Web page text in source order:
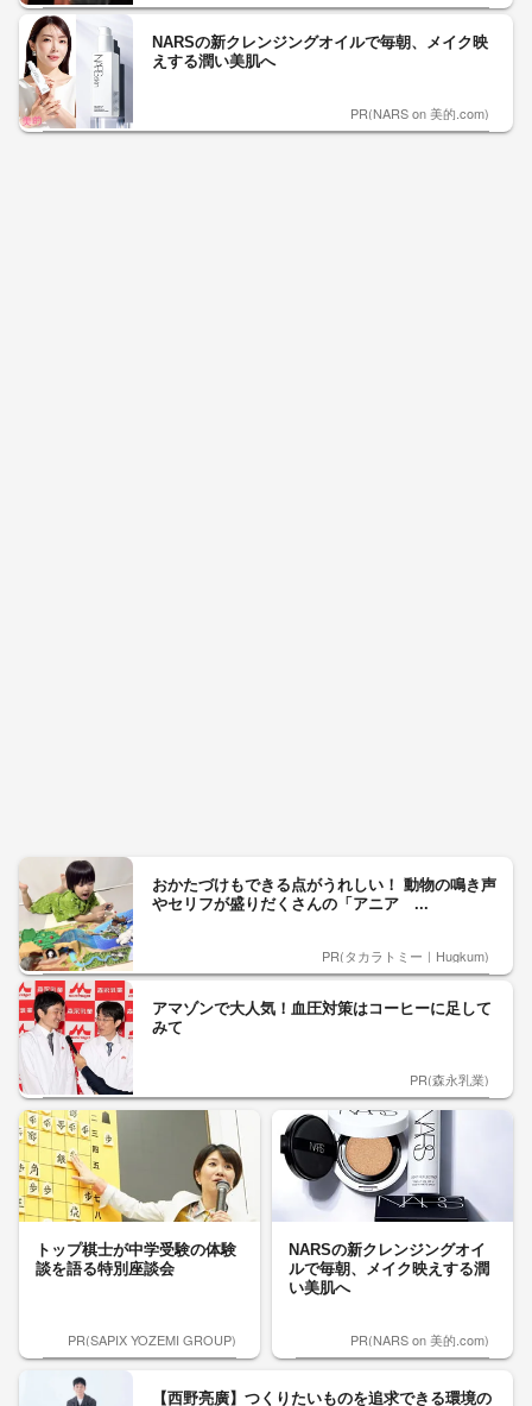
NARSの新クレンジングオイルで毎朝、メイク映
えする潤い美肌へ
PR(NARS on 美的.com)
おかたづけもできる点がうれしい！ 動物の鳴き声
やセリフが盛りだくさんの「アニア ...
PR(タカラトミー｜Hugkum)
アマゾンで大人気！血圧対策はコーヒーに足して
みて
PR(森永乳業)
トップ棋士が中学受験の体験
談を語る特別座談会
PR(SAPIX YOZEMI GROUP)
NARSの新クレンジングオイ
ルで毎朝、メイク映えする潤
い美肌へ
PR(NARS on 美的.com)
【西野亮廣】つくりたいものを追求できる環境の